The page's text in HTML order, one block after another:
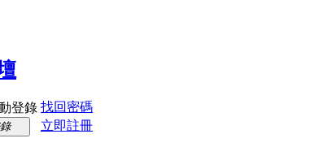
登錄 找回密碼
立即註冊